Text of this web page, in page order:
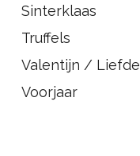
Sinterklaas
Truffels
Valentijn / Liefde
Voorjaar